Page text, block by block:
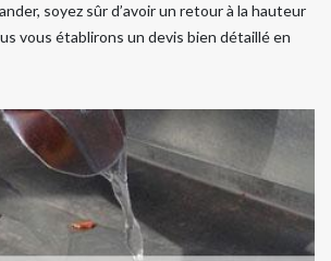
soyez sûr d’avoir un retour à la hauteur
vous établirons un devis bien détaillé en